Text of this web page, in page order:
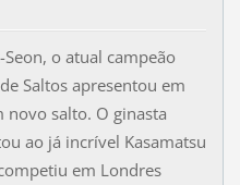
Seon, o atual campeão
Saltos apresentou em
novo salto. O ginasta
ao já incrível Kasamatsu
em Londres